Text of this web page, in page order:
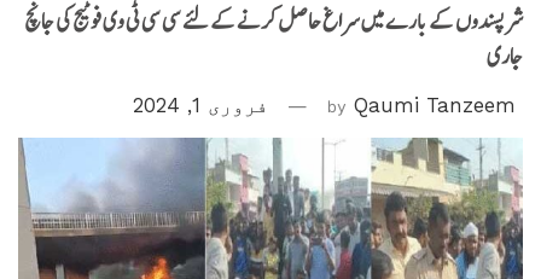
شرپسندوں کے بارے میں سراغ حاصل کرنے کے لئے سی سی ٹی وی فوٹیج کی جانچ
جاری
by Qaumi Tanzeem فروری 1, 2024